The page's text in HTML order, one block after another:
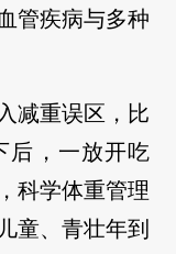
管疾病与多种
减重误区，比
后，一放开吃
科学体重管理
童、青壮年到